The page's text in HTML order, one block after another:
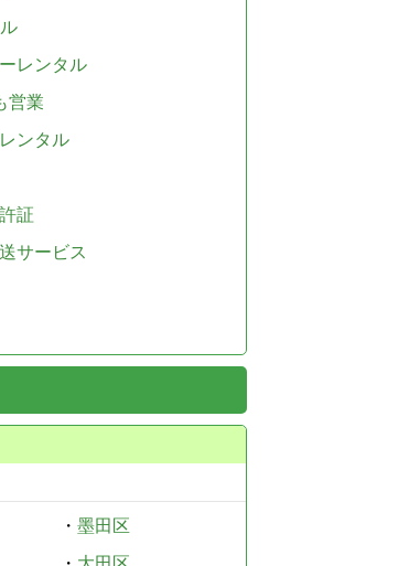
レンタル
営業
ンタル
証
サービス
・ 墨田区